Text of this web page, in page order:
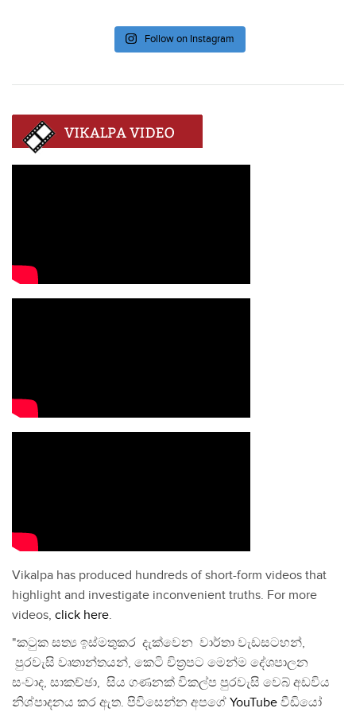
Follow on Instagram
Vikalpa has produced hundreds of short-form videos that
highlight and investigate inconvenient truths. For more
videos, click here.
"කටුක සත්‍ය ඉස්මතුකර දැක්වෙන වාර්තා වැඩසටහන්,
පුරවැසි වෘතාන්තයන්, කෙටි චිත්‍රපට මෙන්ම දේශපාලන
සංවාද, සාකච්ඡා, සිය ගණනක් විකල්ප පුරවැසි වෙබ් අඩවිය
නිශ්පාදනය කර ඇත. පිවිසෙන්න අපගේ YouTube වීඩියෝ